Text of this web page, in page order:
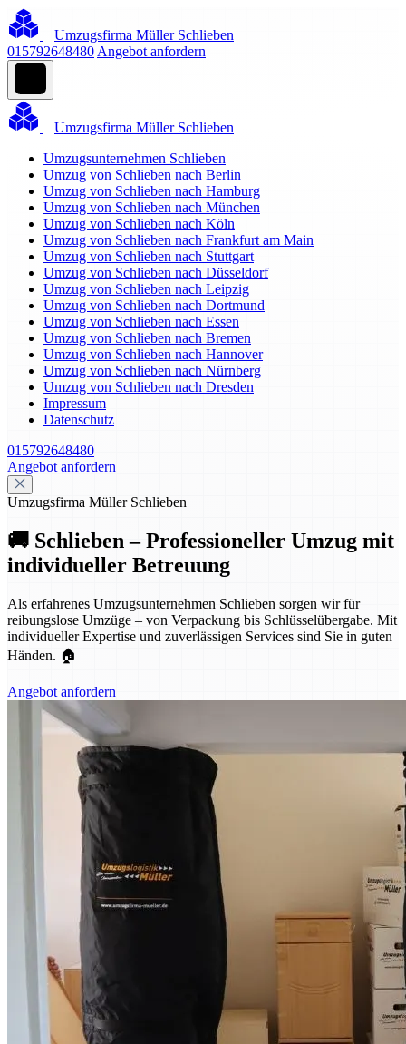
Umzugsfirma Müller Schlieben
015792648480 Angebot anfordern
Umzugsfirma Müller Schlieben
Umzugsunternehmen Schlieben
Umzug von Schlieben nach Berlin
Umzug von Schlieben nach Hamburg
Umzug von Schlieben nach München
Umzug von Schlieben nach Köln
Umzug von Schlieben nach Frankfurt am Main
Umzug von Schlieben nach Stuttgart
Umzug von Schlieben nach Düsseldorf
Umzug von Schlieben nach Leipzig
Umzug von Schlieben nach Dortmund
Umzug von Schlieben nach Essen
Umzug von Schlieben nach Bremen
Umzug von Schlieben nach Hannover
Umzug von Schlieben nach Nürnberg
Umzug von Schlieben nach Dresden
Impressum
Datenschutz
015792648480
Angebot anfordern
Umzugsfirma Müller Schlieben
🚚 Schlieben – Professioneller Umzug mit
individueller Betreuung
Als erfahrenes Umzugsunternehmen Schlieben sorgen wir für
reibungslose Umzüge – von Verpackung bis Schlüsselübergabe. Mit
individueller Expertise und zuverlässigen Services sind Sie in guten
Händen. 🏠
Angebot anfordern